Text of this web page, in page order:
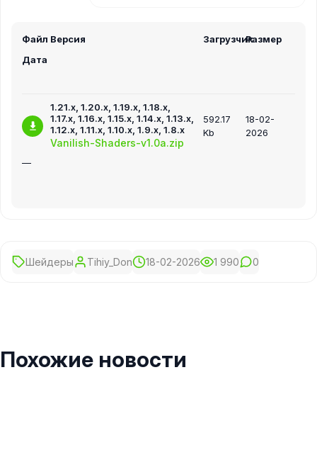
Файл Версия ЗагрузчикРазмер
Дата
1.21.x, 1.20.x, 1.19.x, 1.18.x,
1.17.x, 1.16.x, 1.15.x, 1.14.x, 1.13.x,
1.12.x, 1.11.x, 1.10.x, 1.9.x, 1.8.x
Vanilish-Shaders-v1.0a.zip
—
592.17
Kb
18-02-
2026
Шейдеры Tihiy_Don 18-02-2026 1 990 0
Похожие новости